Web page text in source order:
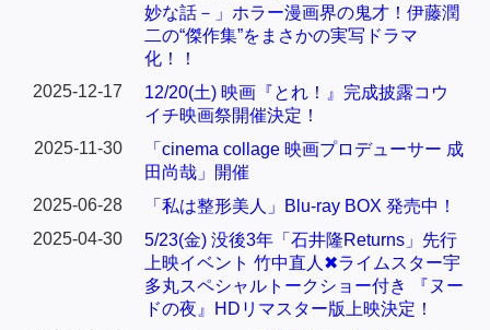
妙な話－」ホラー漫画界の鬼才！伊藤潤
二の“傑作集”をまさかの実写ドラマ
化！！
2025-12-17
12/20(土) 映画『とれ！』完成披露コウ
イチ映画祭開催決定！
2025-11-30
「cinema collage 映画プロデューサー 成
田尚哉」開催
2025-06-28
「私は整形美人」Blu-ray BOX 発売中！
2025-04-30
5/23(金) 没後3年「石井隆Returns」先行
上映イベント 竹中直人✖ライムスター宇
多丸スペシャルトークショー付き 『ヌー
ドの夜』HDリマスター版上映決定！